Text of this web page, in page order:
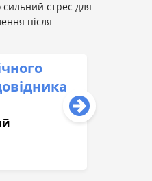
стрес для
після